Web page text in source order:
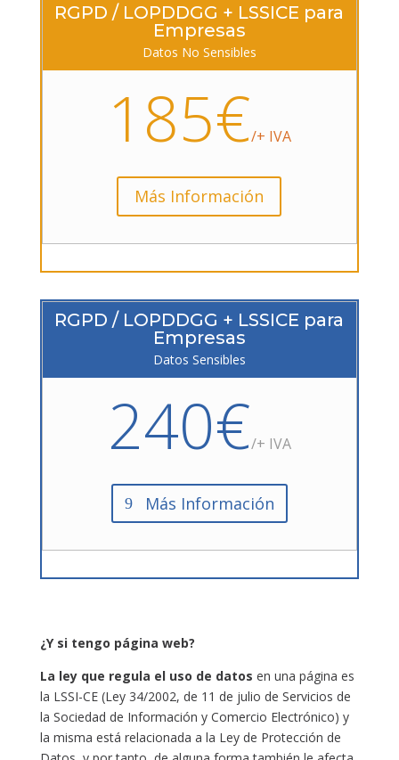
RGPD / LOPDDGG + LSSICE para
Empresas
Datos No Sensibles
185€/+ IVA
Más Información
RGPD / LOPDDGG + LSSICE para
Empresas
Datos Sensibles
240€/+ IVA
Más Información
¿Y si tengo página web?
La ley que regula el uso de datos en una página es
la LSSI-CE (Ley 34/2002, de 11 de julio de Servicios de
la Sociedad de Información y Comercio Electrónico) y
la misma está relacionada a la Ley de Protección de